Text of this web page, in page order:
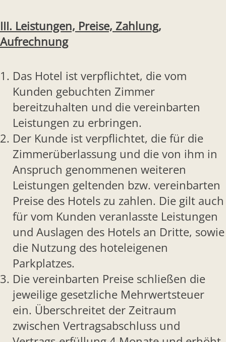
III. Leistungen, Preise, Zahlung,
Aufrechnung
Das Hotel ist verpflichtet, die vom
Kunden gebuchten Zimmer
bereitzuhalten und die vereinbarten
Leistungen zu erbringen.
Der Kunde ist verpflichtet, die für die
Zimmerüberlassung und die von ihm in
Anspruch genommenen weiteren
Leistungen geltenden bzw. vereinbarten
Preise des Hotels zu zahlen. Die gilt auch
für vom Kunden veranlasste Leistungen
und Auslagen des Hotels an Dritte, sowie
die Nutzung des hoteleigenen
Parkplatzes.
Die vereinbarten Preise schließen die
jeweilige gesetzliche Mehrwertsteuer
ein. Überschreitet der Zeitraum
zwischen Vertragsabschluss und